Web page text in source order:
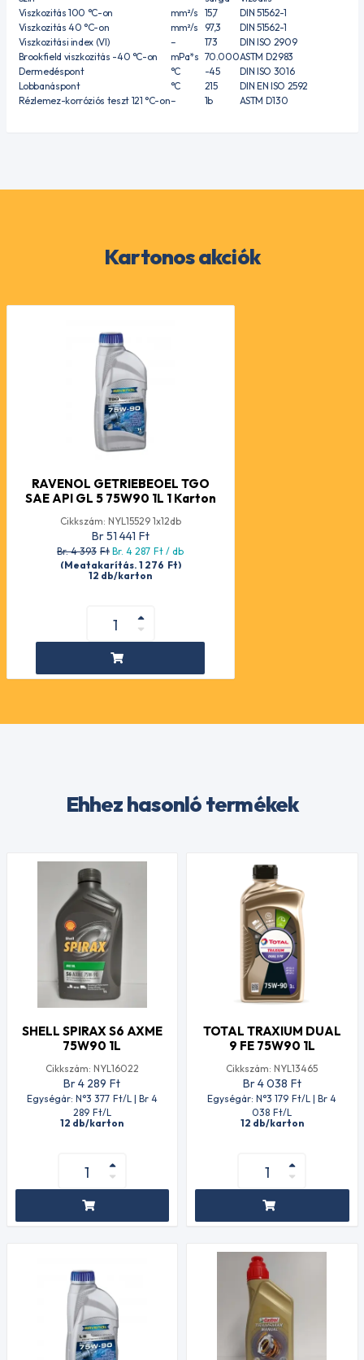
Viszkozitás 100 °C-on
mm²/s 15,7
DIN 51562-1
Viszkozitás 40 °C-on
mm²/s 97,3
DIN 51562-1
Viszkozitási index (VI)
– 173
DIN ISO 2909
Brookfield viszkozitás -40 °C-on
mPa*s 70.000ASTM D2983
Dermedéspont
°C -45
DIN ISO 3016
Lobbanáspont
°C 215
DIN EN ISO 2592
Rézlemez-korróziós teszt 121 °C-on– 1b ASTM D130
Kartonos akciók
RAVENOL GETRIEBEOEL TGO
SAE API GL 5 75W90 1L 1 Karton
Cikkszám: NYL15529 1x12db
Br 51 441 Ft
Br. 4 393 Ft Br. 4 287 Ft / db
(Megtakarítás. 1 276 Ft)
12 db/karton
Ehhez hasonló termékek
SHELL SPIRAX S6 AXME
75W90 1L
Cikkszám: NYL16022
Br 4 289 Ft
Egységár: N°3 377 Ft/L | Br 4
289 Ft/L
12 db/karton
TOTAL TRAXIUM DUAL
9 FE 75W90 1L
Cikkszám: NYL13465
Br 4 038 Ft
Egységár: N°3 179 Ft/L | Br 4
038 Ft/L
12 db/karton